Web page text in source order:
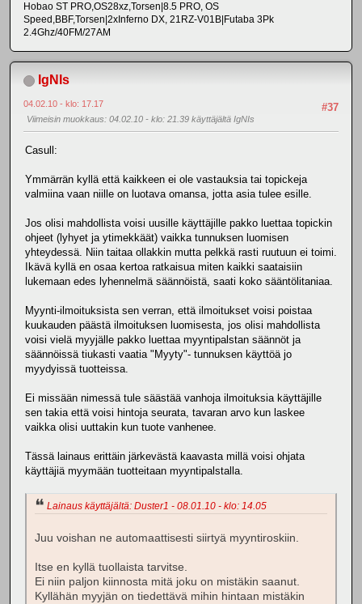
Hobao ST PRO,OS28xz,Torsen|8.5 PRO, OS
Speed,BBF,Torsen|2xInferno DX, 21RZ-V01B|Futaba 3Pk
2.4Ghz/40FM/27AM
IgNIs
#37
04.02.10 - klo: 17.17
Viimeisin muokkaus: 04.02.10 - klo: 21.39 käyttäjältä IgNIs
Casull:
Ymmärrän kyllä että kaikkeen ei ole vastauksia tai topickeja
valmiina vaan niille on luotava omansa, jotta asia tulee esille.
Jos olisi mahdollista voisi uusille käyttäjille pakko luettaa topickin
ohjeet (lyhyet ja ytimekkäät) vaikka tunnuksen luomisen
yhteydessä. Niin taitaa ollakkin mutta pelkkä rasti ruutuun ei toimi.
Ikävä kyllä en osaa kertoa ratkaisua miten kaikki saataisiin
lukemaan edes lyhennelmä säännöistä, saati koko sääntölitaniaa.
Myynti-ilmoituksista sen verran, että ilmoitukset voisi poistaa
kuukauden päästä ilmoituksen luomisesta, jos olisi mahdollista
voisi vielä myyjälle pakko luettaa myyntipalstan säännöt ja
säännöissä tiukasti vaatia "Myyty"- tunnuksen käyttöä jo
myydyissä tuotteissa.
Ei missään nimessä tule säästää vanhoja ilmoituksia käyttäjille
sen takia että voisi hintoja seurata, tavaran arvo kun laskee
vaikka olisi uuttakin kun tuote vanhenee.
Tässä lainaus erittäin järkevästä kaavasta millä voisi ohjata
käyttäjiä myymään tuotteitaan myyntipalstalla.
Lainaus käyttäjältä: Duster1 - 08.01.10 - klo: 14.05
Juu voishan ne automaattisesti siirtyä myyntiroskiin.
Itse en kyllä tuollaista tarvitse.
Ei niin paljon kiinnosta mitä joku on mistäkin saanut.
Kyllähän myyjän on tiedettävä mihin hintaan mistäkin